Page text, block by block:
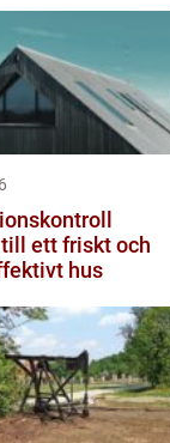
ett friskt och
hus